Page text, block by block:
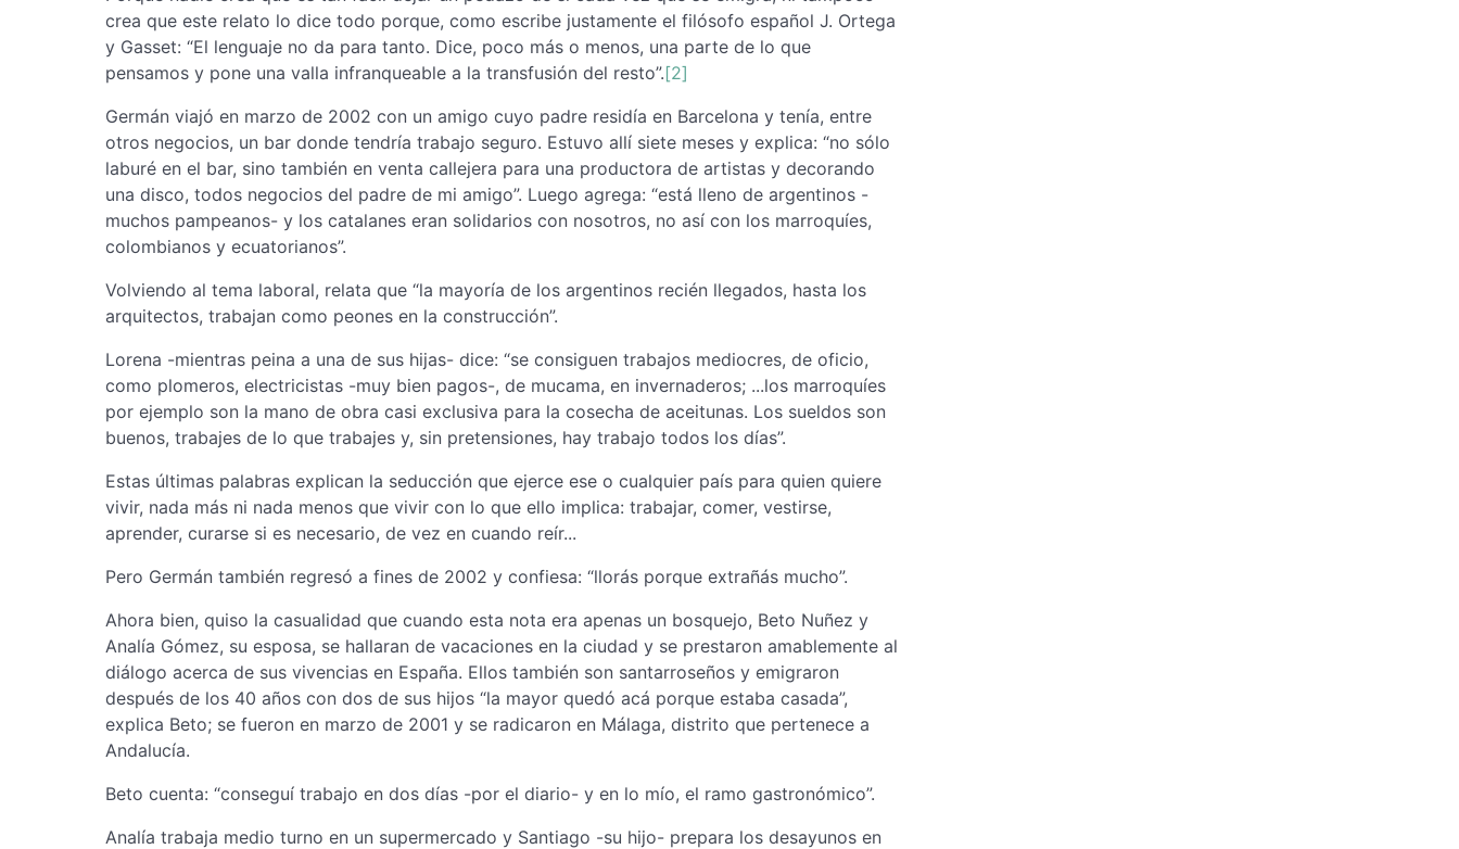
crea que este relato lo dice todo porque, como escribe justamente el filósofo español J. Ortega
y Gasset: “El lenguaje no da para tanto. Dice, poco más o menos, una parte de lo que
pensamos y pone una valla infranqueable a la transfusión del resto”.[2]
Germán viajó en marzo de 2002 con un amigo cuyo padre residía en Barcelona y tenía, entre
otros negocios, un bar donde tendría trabajo seguro. Estuvo allí siete meses y explica: “no sólo
laburé en el bar, sino también en venta callejera para una productora de artistas y decorando
una disco, todos negocios del padre de mi amigo”. Luego agrega: “está lleno de argentinos -
muchos pampeanos- y los catalanes eran solidarios con nosotros, no así con los marroquíes,
colombianos y ecuatorianos”.
Volviendo al tema laboral, relata que “la mayoría de los argentinos recién llegados, hasta los
arquitectos, trabajan como peones en la construcción”.
Lorena -mientras peina a una de sus hijas- dice: “se consiguen trabajos mediocres, de oficio,
como plomeros, electricistas -muy bien pagos-, de mucama, en invernaderos; ...los marroquíes
por ejemplo son la mano de obra casi exclusiva para la cosecha de aceitunas. Los sueldos son
buenos, trabajes de lo que trabajes y, sin pretensiones, hay trabajo todos los días”.
Estas últimas palabras explican la seducción que ejerce ese o cualquier país para quien quiere
vivir, nada más ni nada menos que vivir con lo que ello implica: trabajar, comer, vestirse,
aprender, curarse si es necesario, de vez en cuando reír...
Pero Germán también regresó a fines de 2002 y confiesa: “llorás porque extrañás mucho”.
Ahora bien, quiso la casualidad que cuando esta nota era apenas un bosquejo, Beto Nuñez y
Analía Gómez, su esposa, se hallaran de vacaciones en la ciudad y se prestaron amablemente al
diálogo acerca de sus vivencias en España. Ellos también son santarroseños y emigraron
después de los 40 años con dos de sus hijos “la mayor quedó acá porque estaba casada”,
explica Beto; se fueron en marzo de 2001 y se radicaron en Málaga, distrito que pertenece a
Andalucía.
Beto cuenta: “conseguí trabajo en dos días -por el diario- y en lo mío, el ramo gastronómico”.
Analía trabaja medio turno en un supermercado y Santiago -su hijo- prepara los desayunos en